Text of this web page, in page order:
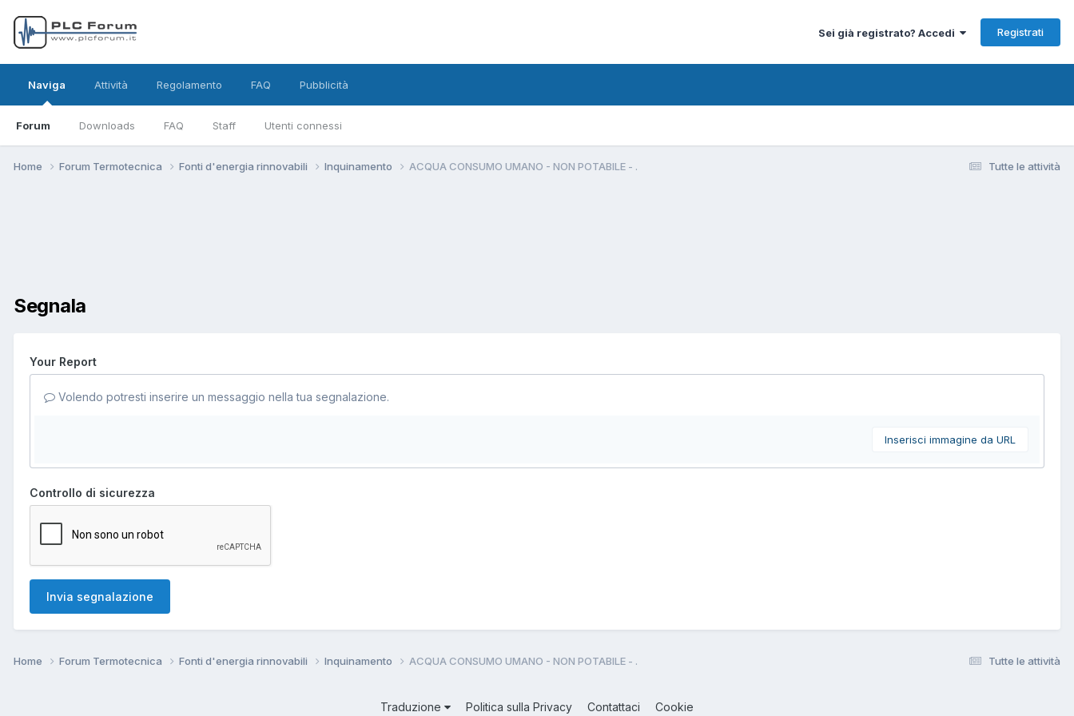
Sei già registrato? Accedi Registrati
Naviga
Forum Downloads FAQ Staff Utenti connessi
Attività Regolamento FAQ Pubblicità
Tutte le attività
Home Forum Termotecnica Fonti d'energia rinnovabili Inquinamento ACQUA CONSUMO UMANO - NON POTABILE - .
Segnala
Your Report
Volendo potresti inserire un messaggio nella tua segnalazione.
Inserisci immagine da URL
Controllo di sicurezza
Invia segnalazione
Tutte le attività
Home Forum Termotecnica Fonti d'energia rinnovabili Inquinamento ACQUA CONSUMO UMANO - NON POTABILE - .
Traduzione Politica sulla Privacy Contattaci Cookie